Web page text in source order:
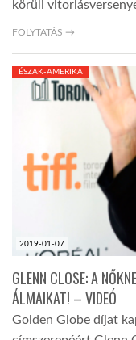
GLOBOTV BP
HÍR3D
TROPICALMAGAZIN
GLOBOTV
AFRIKA TUDÁSTÁR
körüli
FOLYTATÁS →
2019-01-07
ÉSZAK-AMERIKA
GLENN CLOSE: A
ÁLMAIKAT! – VIDEÓ
Golden Globe díjat